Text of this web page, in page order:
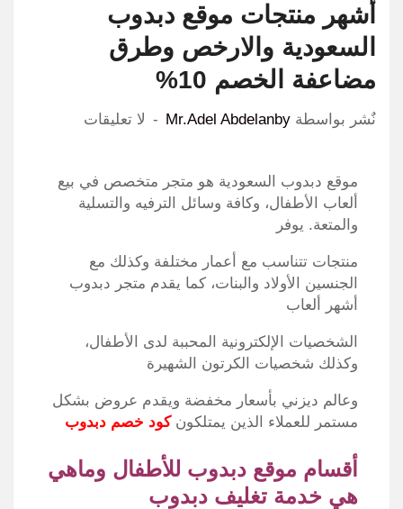
أشهر منتجات موقع دبدوب
السعودية والارخص وطرق
مضاعفة الخصم 10%
نٌشر بواسطة Mr.Adel Abdelanby لا تعليقات
موقع دبدوب السعودية هو متجر متخصص في بيع
ألعاب الأطفال، وكافة وسائل الترفيه والتسلية
والمتعة. يوفر
منتجات تتناسب مع أعمار مختلفة وكذلك مع
الجنسين الأولاد والبنات، كما يقدم متجر دبدوب
أشهر ألعاب
الشخصيات الإلكترونية المحببة لدى الأطفال،
وكذلك شخصيات الكرتون الشهيرة
وعالم ديزني بأسعار مخفضة ويقدم عروض بشكل
مستمر للعملاء الذين يمتلكون كود خصم دبدوب
أقسام موقع دبدوب للأطفال وماهي
هي خدمة تغليف دبدوب